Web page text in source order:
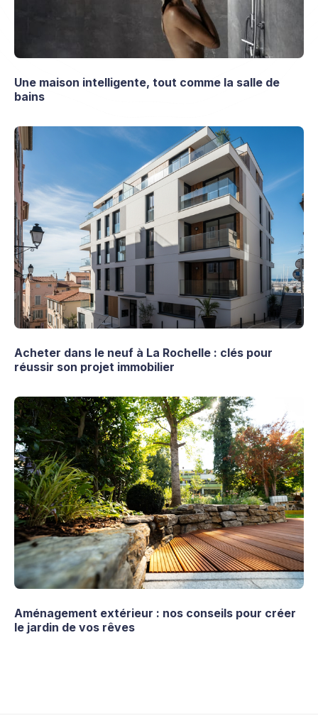
Une maison intelligente, tout comme la salle de
bains
Acheter dans le neuf à La Rochelle : clés pour
réussir son projet immobilier
Aménagement extérieur : nos conseils pour créer
le jardin de vos rêves